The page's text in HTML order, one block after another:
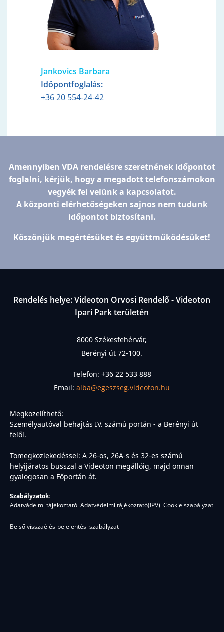
Jankovics Barbara
Időpontfoglalás:
+36 20 554-24-42
Amennyiben VDA rendelésre szeretnének időpontot
foglalni, kérjük, hogy a megadott telefonszámokon
vegyék fel velünk a kapcsolatot.
A központi elérhetőségeken sajnos nem tudunk
időpontot biztosítani.
Köszönjük megértésüket és együttműködésüket!
Rendelés helye: Videoton Orvosi Rendelő - Videoton
Ipari Park területén
8000 Székesfehérvár,
Berényi út 72-100.
Telefon: +36 22 533 888
Email: alba@egeszseg.videoton.hu
Megközelíthető:
Személyautóval behajtás IV. számú portán - a Berényi út
felől.
Tömegközlekedéssel: A 26-os, 26A-s és 32-es számú
helyijáratos busszal a Videoton megállóig, majd onnan
gyalogosan a Főportán át.
Szabályzatok:
Adatvádelmi tájékoztató Adatvédelmi tájékoztató(IPV) Cookie szabályzat
Belső visszaélés-bejelentési szabályzat